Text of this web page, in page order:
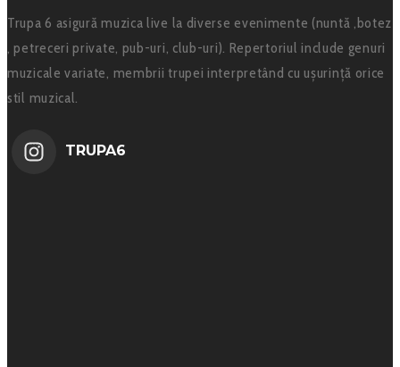
Trupa 6 asigură muzica live la diverse evenimente (nuntă ,botez
, petreceri private, pub-uri, club-uri). Repertoriul include genuri
muzicale variate, membrii trupei interpretând cu ușurință orice
stil muzical.
TRUPA6